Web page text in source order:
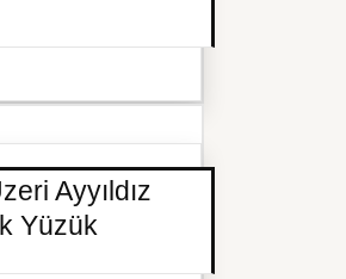
Ayyıldız
Yüzük